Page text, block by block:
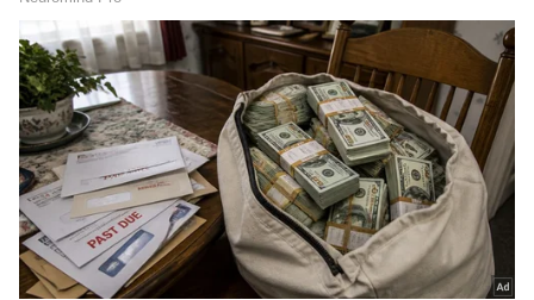
ಶಾಲಾ ವಾಹನ ಎಂದು ಮಕ್ಕಳ ಕಿಡ್​ನ್ಯಾಪ್: ಪೋಷಕರೇ
ಎಚ್ಚರ- Master Anand ಶಾಕಿಂಗ್​ ವಿಷ್ಯ ರಿವೀಲ್​!